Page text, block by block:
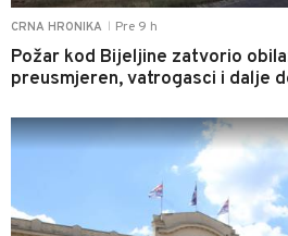
CRNA HRONIKA Pre 9 h
Požar kod Bijeljine zatvorio
preusmjeren, vatrogasci i dalje